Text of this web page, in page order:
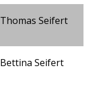
Thomas Seifert
Bettina Seifert